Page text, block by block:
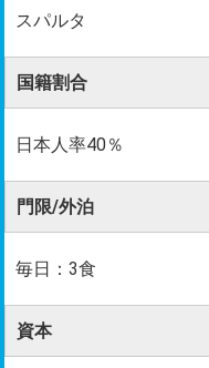
スパルタ
国籍割合
日本人率40％
門限/外泊
毎日：3食
資本